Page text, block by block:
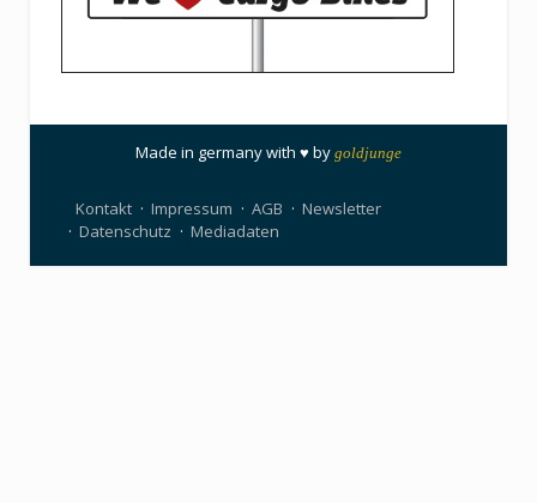
Made in germany with ♥ by goldjunge
Kontakt Impressum AGB
Newsletter
Datenschutz
Mediadaten